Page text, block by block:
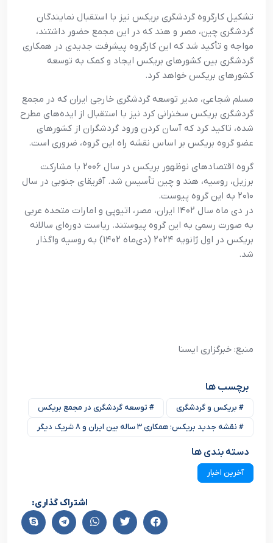
تشکیل کارگروه گردشگری بریکس نیز با استقبال نمایندگان
گردشگری چین، مصر و هند که در این مجمع حضور داشتند،
مواجه و تأکید شد که این کارگروه پیشرفت جدیدی در همکاری
گردشگری بین کشورهای بریکس ایجاد و کمک به توسعه
کشورهای بریکس خواهد کرد.
مسلم شجاعی، مدیر توسعه گردشگری خارجی ایران که در مجمع
گردشگری بریکس سخنرانی کرد نیز با استقبال از ایده‌های مطرح
شده، تاکید کرد که آسان کردن ورود گردشگران از کشورهای
عضو گروه بریکس بر اساس نقشه راه این گروه، ضروری است.
گروه اقتصادهای نوظهور بریکس در سال ۲۰۰۶ با مشارکت
برزیل، روسیه، هند و چین تأسیس شد. آفریقای جنوبی در سال
۲۰۱۰ به این گروه پیوست.
در دی ماه سال ۱۴۰۲ ایران، مصر، اتیوپی و امارات متحده عربی
به صورت رسمی به این گروه پیوستند. ریاست دوره‌ای سالانه
بریکس در اول ژانویه ۲۰۲۴ (دی‌ماه ۱۴۰۲) به روسیه واگذار
شد.
منبع: خبرگزاری ایسنا
برچسب ها
# بریکس و گردشگری
# توسعه گردشگری در مجمع بریکس
# نقشه جدید بریکس؛ همکاری ۳ ساله بین ایران و ۸ شریک دیگر
دسته بندی ها
آخرین اخبار
اشتراک گذاری: